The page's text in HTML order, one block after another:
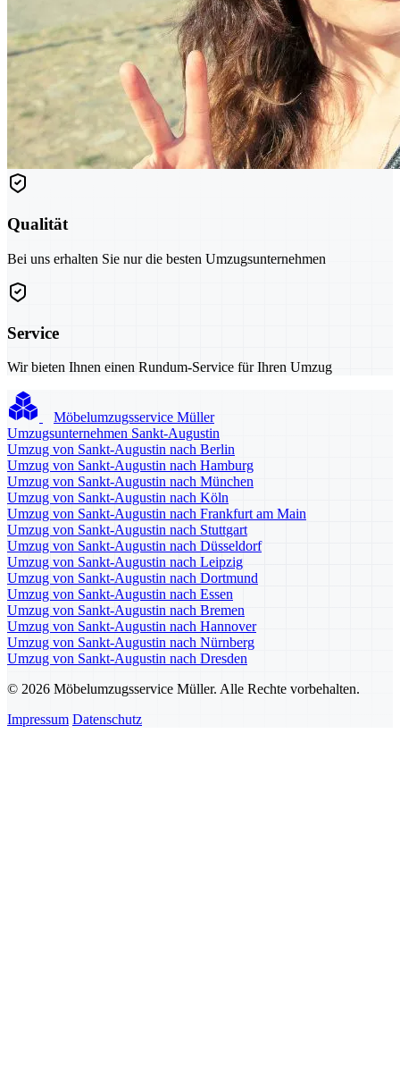
Qualität
Bei uns erhalten Sie nur die besten Umzugsunternehmen
Service
Wir bieten Ihnen einen Rundum-Service für Ihren Umzug
Möbelumzugsservice Müller
Umzugsunternehmen Sankt-Augustin
Umzug von Sankt-Augustin nach Berlin
Umzug von Sankt-Augustin nach Hamburg
Umzug von Sankt-Augustin nach München
Umzug von Sankt-Augustin nach Köln
Umzug von Sankt-Augustin nach Frankfurt am Main
Umzug von Sankt-Augustin nach Stuttgart
Umzug von Sankt-Augustin nach Düsseldorf
Umzug von Sankt-Augustin nach Leipzig
Umzug von Sankt-Augustin nach Dortmund
Umzug von Sankt-Augustin nach Essen
Umzug von Sankt-Augustin nach Bremen
Umzug von Sankt-Augustin nach Hannover
Umzug von Sankt-Augustin nach Nürnberg
Umzug von Sankt-Augustin nach Dresden
© 2026 Möbelumzugsservice Müller. Alle Rechte vorbehalten.
Impressum Datenschutz